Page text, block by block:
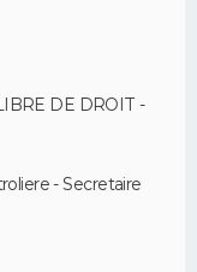
DE DROIT -
- Secretaire